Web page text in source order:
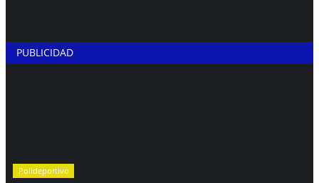
PUBLICIDAD
Polideportivo